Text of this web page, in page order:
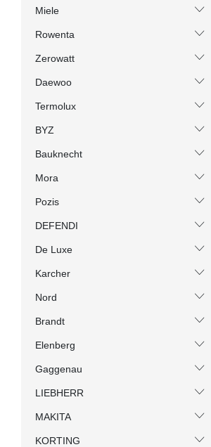
Miele
Rowenta
Zerowatt
Daewoo
Termolux
BYZ
Bauknecht
Mora
Pozis
DEFENDI
De Luxe
Karcher
Nord
Brandt
Elenberg
Gaggenau
LIEBHERR
MAKITA
KORTING